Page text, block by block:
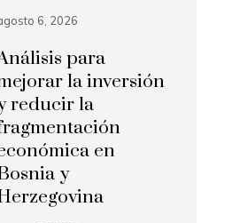
6, 2026
para
la inversión
reducir la
en
y